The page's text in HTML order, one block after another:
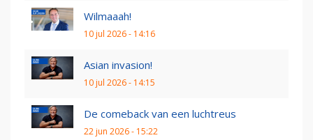
Wilmaaah!
10 jul 2026 - 14:16
Asian invasion!
10 jul 2026 - 14:15
De comeback van een luchtreus
22 jun 2026 - 15:22